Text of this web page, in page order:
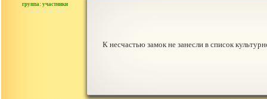
группа: участники
сообщений: 159
К несчастью замок не занесли в список